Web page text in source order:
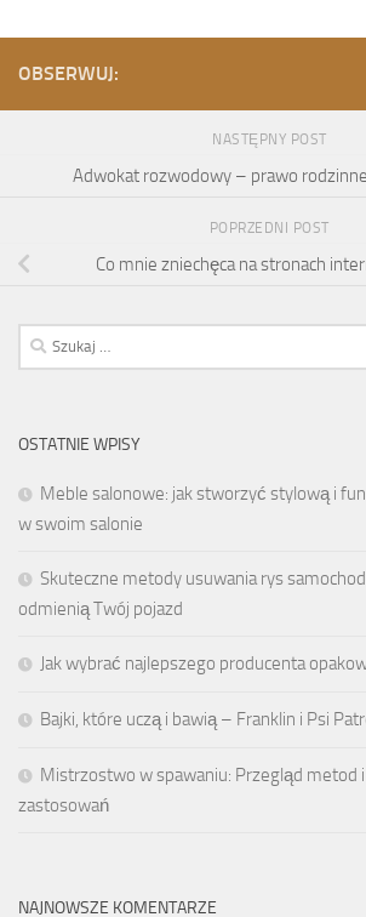
OBSERWUJ:
NASTĘPNY POST
Adwokat rozwodowy – prawo
POPRZEDNI POST
Co mnie zniechęca na stronach
Szukaj:
OSTATNIE WPISY
Meble salonowe: jak stworzyć stylową i
w swoim salonie
Skuteczne metody usuwania rys
odmienią Twój pojazd
Jak wybrać najlepszego producenta
Bajki, które uczą i bawią – Franklin i Psi
Mistrzostwo w spawaniu: Przegląd metod i
zastosowań
NAJNOWSZE KOMENTARZE